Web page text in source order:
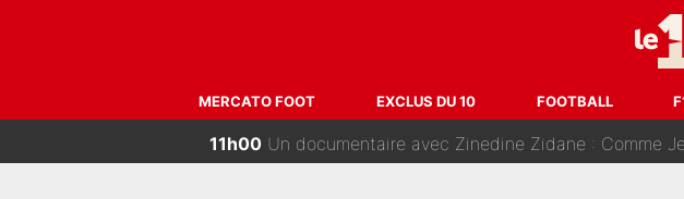
MERCATO FOOT EXCLUS DU 10 FOOTBALL
Incendies en Gironde - Nelson Monfort est attaqué après
12h00 Suzuki recruté, Chevalier veut se battre, Safonov numéro